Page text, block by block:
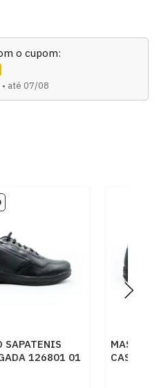
o cupom:
• até 07/08
SAPATENIS
126801 01
CASUAL